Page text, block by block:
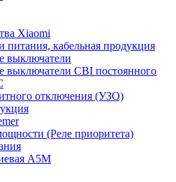
Xiaomi
питания, кабельная продукция
выключатели
выключатели CBI постоянного
отключения (УЗО)
(Реле приоритета)
А5М